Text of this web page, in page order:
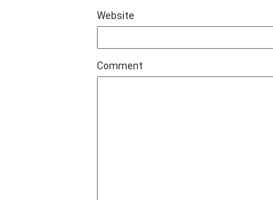
Website
Comment